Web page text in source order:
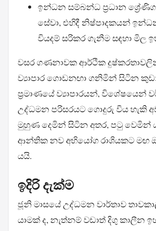
ඉන්ධන සම්බන්ධ ප්‍රධාන
සේවා, එහිදී නිෂ්පාදකයන්
වියදම් සරිකර ගැනීම සඳහා මිල
වසර ගණනාවක ආර්ථික
ව්‍යාපාර ගොඩනඟා ගනිමින් සිටින
ප්‍රමාණයේ ව්‍යාපාරයන්, විශේෂයෙන්
උද්ධමන පරිසරයට ගොදුරු විය හැකි
මුහුණ දෙමින් සිටින අතර, පටු වෙමින්
ආන්තික නව අභියෝග රාශියකට මඟ
යයි.
ඉදිරි දැක්ම
ජූනි මාසයේ උද්ධමන වාර්තාව
යාමක් ද, නැත්නම් වඩාත් දිගු කාලීන